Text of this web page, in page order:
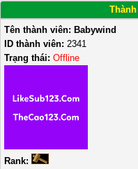
Tên thành viên: Babywind
ID thành viên: 2341
Trạng thái: Offline
Rank: